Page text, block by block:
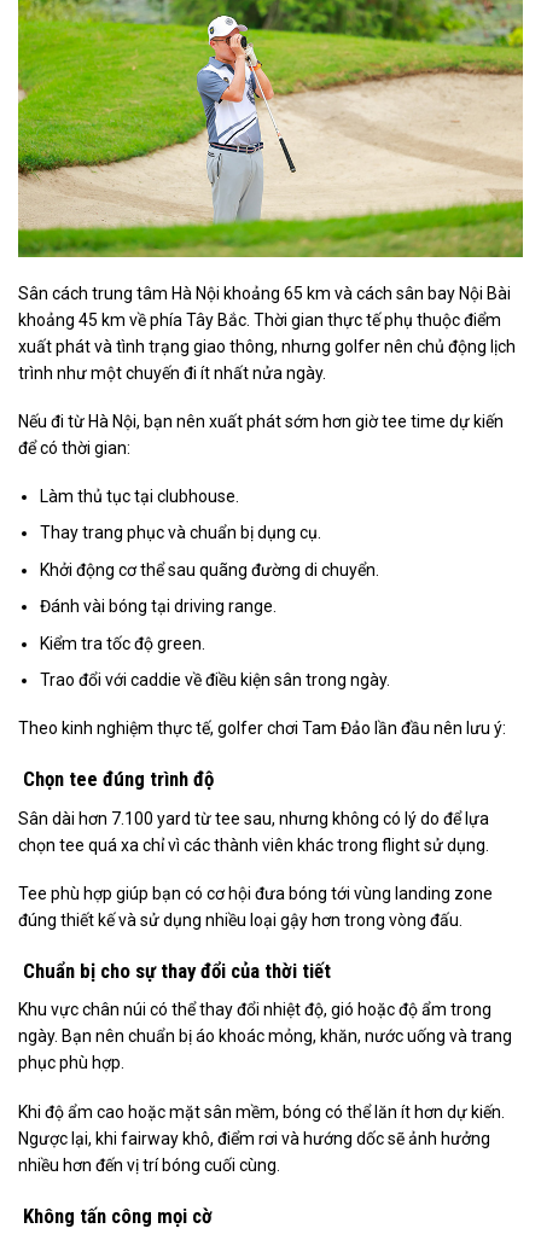
Sân cách trung tâm Hà Nội khoảng 65 km và cách sân bay Nội Bài
khoảng 45 km về phía Tây Bắc. Thời gian thực tế phụ thuộc điểm
xuất phát và tình trạng giao thông, nhưng golfer nên chủ động lịch
trình như một chuyến đi ít nhất nửa ngày.
Nếu đi từ Hà Nội, bạn nên xuất phát sớm hơn giờ tee time dự kiến
để có thời gian:
Làm thủ tục tại clubhouse.
Thay trang phục và chuẩn bị dụng cụ.
Khởi động cơ thể sau quãng đường di chuyển.
Đánh vài bóng tại driving range.
Kiểm tra tốc độ green.
Trao đổi với caddie về điều kiện sân trong ngày.
Theo kinh nghiệm thực tế, golfer chơi Tam Đảo lần đầu nên lưu ý:
Chọn tee đúng trình độ
Sân dài hơn 7.100 yard từ tee sau, nhưng không có lý do để lựa
chọn tee quá xa chỉ vì các thành viên khác trong flight sử dụng.
Tee phù hợp giúp bạn có cơ hội đưa bóng tới vùng landing zone
đúng thiết kế và sử dụng nhiều loại gậy hơn trong vòng đấu.
Chuẩn bị cho sự thay đổi của thời tiết
Khu vực chân núi có thể thay đổi nhiệt độ, gió hoặc độ ẩm trong
ngày. Bạn nên chuẩn bị áo khoác mỏng, khăn, nước uống và trang
phục phù hợp.
Khi độ ẩm cao hoặc mặt sân mềm, bóng có thể lăn ít hơn dự kiến.
Ngược lại, khi fairway khô, điểm rơi và hướng dốc sẽ ảnh hưởng
nhiều hơn đến vị trí bóng cuối cùng.
Không tấn công mọi cờ